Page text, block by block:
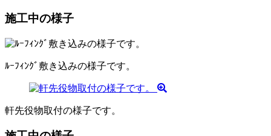
施工中の様子
ﾙｰﾌｨﾝｸﾞ敷き込みの様子です。
軒先役物取付の様子です。